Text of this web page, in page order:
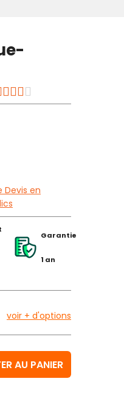
Devis en
Garantie
1 an
voir + d'options
AU PANIER